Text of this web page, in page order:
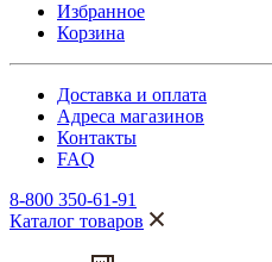
Избранное
Корзина
Доставка и оплата
Адреса магазинов
Контакты
FAQ
8-800 350-61-91
Каталог товаров